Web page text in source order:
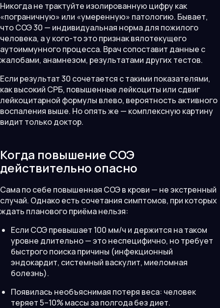
Никогда не трактуйте изолированную цифру как
«пограничную» или «умеренную» патологию. Бывает,
что СОЭ 30 — индивидуальная норма для пожилого
человека, а у кого-то это признак вялотекущего
аутоиммунного процесса. Врач сопоставит данные с
жалобами, анамнезом, результатами других тестов.
Если результат 30 сочетается с такими показателями,
как высокий СРБ, повышенные лейкоциты или сдвиг
лейкоцитарной формулы влево, вероятность активного
воспаления выше. Но опять же — комплексную картину
видит только доктор.
Когда повышение СОЭ
действительно опасно
Сама по себе повышенная СОЭ в крови — не экстренный
случай. Однако есть сочетания симптомов, при которых
ждать планового приёма нельзя:
Если СОЭ превышает 100 мм/ч и держится на таком
уровне длительно — это неспецифично, но требует
быстрого поиска причины (инфекционный
эндокардит, системный васкулит, миеломная
болезнь).
Появилась необъяснимая потеря веса: человек
теряет 5–10% массы за полгода без диет.